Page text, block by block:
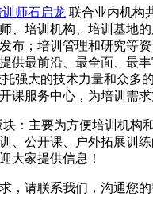
训师石启龙 联合业内机构
、培训机构、培训基地
布；培训管理和研究等
供最前沿、最全面、最
强大的技术力量和众多
课服务中心，为培训需
：主要为方便培训机构
、公开课、户外拓展训
大家提供信息！
，请联系我们，沟通您